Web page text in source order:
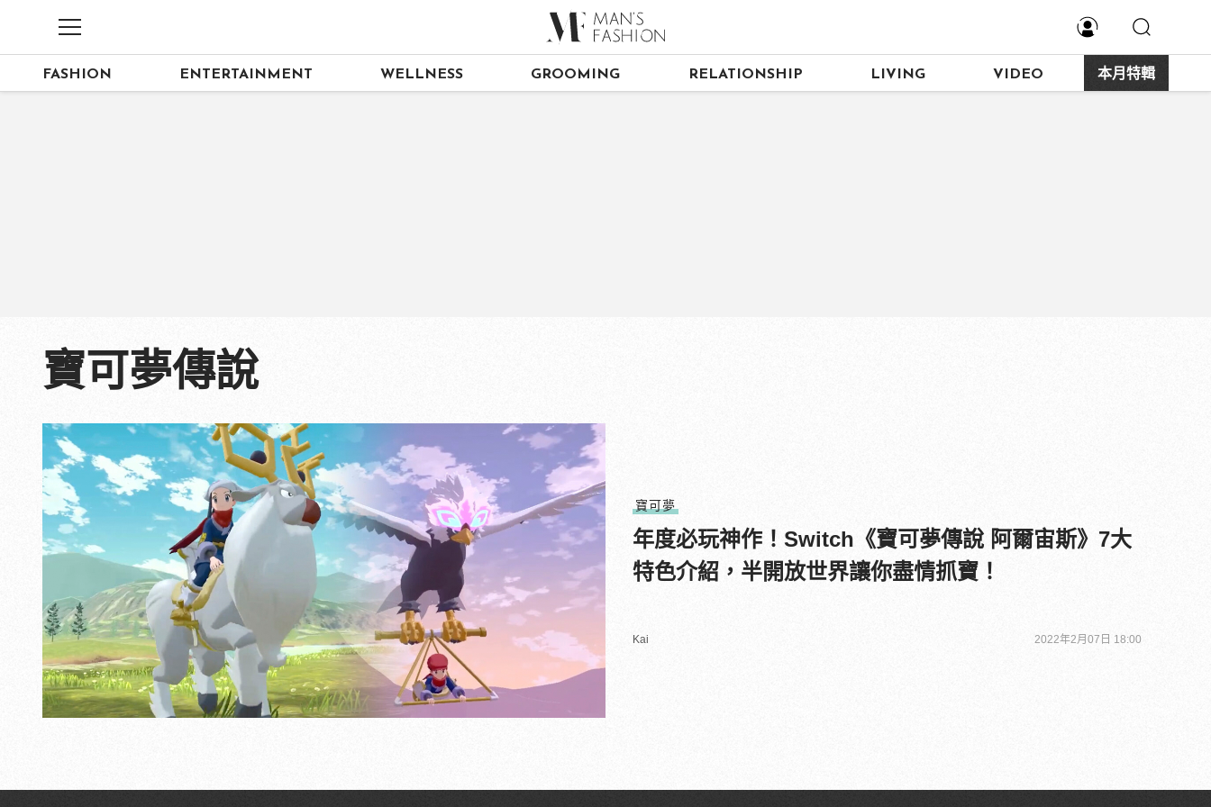
FASHION ENTERTAINMENT WELLNESS GROOMING RELATIONSHIP LIVING VIDEO 本月特輯
寶可夢傳說
寶可夢
年度必玩神作！Switch《寶可夢傳說 阿爾宙斯》7大
特色介紹，半開放世界讓你盡情抓寶！
Kai 2022年2月07日 18:00